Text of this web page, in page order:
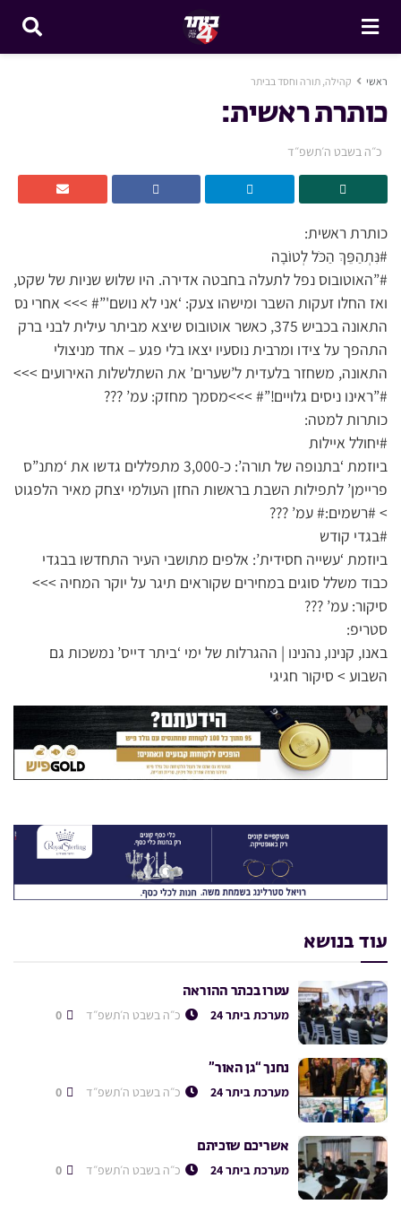
ראשי קהילה, תורה וחסד בביתר
כותרת ראשית:
כ״ה בשבט ה׳תשפ״ד
כותרת ראשית:
#נִּתְהַפֵּךְ הַכֹּל לְטוֹבָה
#”האוטובוס נפל לתעלה בחבטה אדירה. היו שלוש שניות של שקט,
ואז החלו זעקות השבר ומישהו צעק: ‘אני לא נושם'”# >>> אחרי נס
התאונה בכביש 375, כאשר אוטובוס שיצא מביתר עילית לבני ברק
התהפך על צידו ומרבית נוסעיו יצאו בלי פגע – אחד מניצולי
התאונה, משחזר בלעדית ל’שערים’ את השתלשלות האירועים >>>
#”ראינו ניסים גלויים!”# >>>מסמך מחזק: עמ’ ???
כותרות למטה:
#יחולל איילות
ביוזמת ‘בתנופה של תורה’: כ-3,000 מתפללים גדשו את ‘מתנ”ס
פריימן’ לתפילות השבת בראשות החזן העולמי יצחק מאיר הלפגוט
> #רשמים:# עמ’ ???
#בגדי קודש
ביוזמת ‘עשייה חסידית’: אלפים מתושבי העיר התחדשו בבגדי
כבוד משלל סוגים במחירים שקוראים תיגר על יוקר המחיה >>>
סיקור: עמ’ ???
סטריפ:
באנו, קנינו, נהנינו | ההגרלות של ימי ‘ביתר דייס’ נמשכות גם
השבוע > סיקור חגיגי
עוד בנושא
עטרו בכתר ההוראה
מערכת ביתר 24 כ״ה בשבט ה׳תשפ״ד
נחנך “גן האור”
מערכת ביתר 24 כ״ה בשבט ה׳תשפ״ד
אשריכם שזכיתם
מערכת ביתר 24 כ״ה בשבט ה׳תשפ״ד